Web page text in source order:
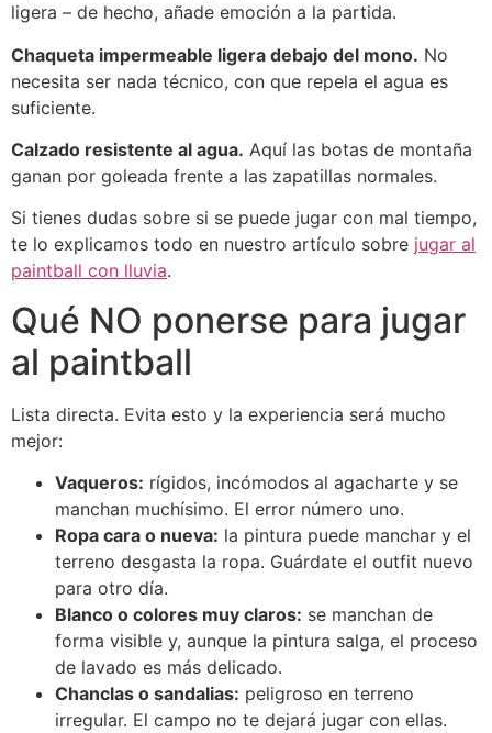
ligera – de hecho, añade emoción a la partida.
Chaqueta impermeable ligera debajo del mono. No
necesita ser nada técnico, con que repela el agua es
suficiente.
Calzado resistente al agua. Aquí las botas de montaña
ganan por goleada frente a las zapatillas normales.
Si tienes dudas sobre si se puede jugar con mal tiempo,
te lo explicamos todo en nuestro artículo sobre jugar al
paintball con lluvia.
Qué NO ponerse para jugar
al paintball
Lista directa. Evita esto y la experiencia será mucho
mejor:
Vaqueros: rígidos, incómodos al agacharte y se
manchan muchísimo. El error número uno.
Ropa cara o nueva: la pintura puede manchar y el
terreno desgasta la ropa. Guárdate el outfit nuevo
para otro día.
Blanco o colores muy claros: se manchan de
forma visible y, aunque la pintura salga, el proceso
de lavado es más delicado.
Chanclas o sandalias: peligroso en terreno
irregular. El campo no te dejará jugar con ellas.